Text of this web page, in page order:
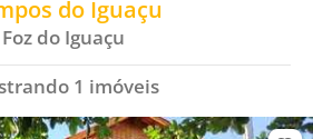
do Iguaçu
Foz do Iguaçu
1 imóveis